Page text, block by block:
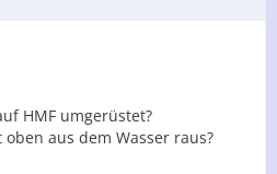
HMF umgerüstet?
aus dem Wasser raus?